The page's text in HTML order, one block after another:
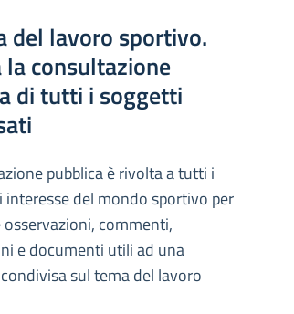
del lavoro sportivo.
consultazione
di tutti i soggetti
pubblica è rivolta a tutti i
del mondo sportivo per
osservazioni, commenti,
e documenti utili ad una
sul tema del lavoro